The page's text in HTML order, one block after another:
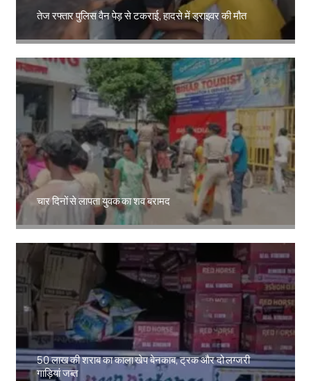
तेज रफ्तार पुलिस वैन पेड़ से टकराई, हादसे में ड्राइवर की मौत
चार दिनों से लापता युवक का शव बरामद
Amit Lekh
50 लाख की शराब का काला खेप बेनकाब, ट्रक और दो लग्जरी
गाड़ियां जब्त